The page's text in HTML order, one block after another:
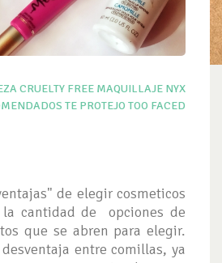
CRUELTY FREE MAQUILLAJE NYX
TE PROTEJO TOO FACED
de elegir cosmeticos
la cantidad de opciones de
que se abren para elegir.
entre comillas, ya